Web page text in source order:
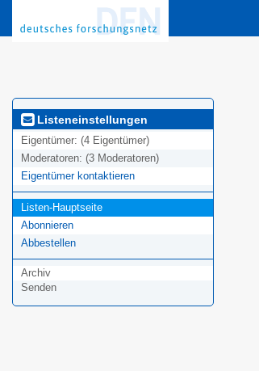
Listeneinstellungen
Eigentümer: (4 Eigentümer)
Moderatoren: (3 Moderatoren)
Eigentümer kontaktieren
Listen-Hauptseite
Abonnieren
Abbestellen
Archiv
Senden